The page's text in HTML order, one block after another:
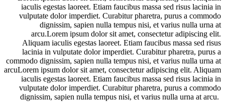
iaculis egestas laoreet. Etiam faucibus massa sed risus lacinia in
vulputate dolor imperdiet. Curabitur pharetra, purus a commodo
dignissim, sapien nulla tempus nisi, et varius nulla urna at
arcu.Lorem ipsum dolor sit amet, consectetur adipiscing elit.
Aliquam iaculis egestas laoreet. Etiam faucibus massa sed risus
lacinia in vulputate dolor imperdiet. Curabitur pharetra, purus a
commodo dignissim, sapien nulla tempus nisi, et varius nulla urna at
arcuLorem ipsum dolor sit amet, consectetur adipiscing elit. Aliquam
iaculis egestas laoreet. Etiam faucibus massa sed risus lacinia in
vulputate dolor imperdiet. Curabitur pharetra, purus a commodo
dignissim, sapien nulla tempus nisi, et varius nulla urna at arcu.